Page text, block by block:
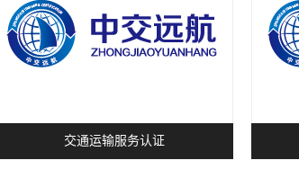
交通运输服务认证